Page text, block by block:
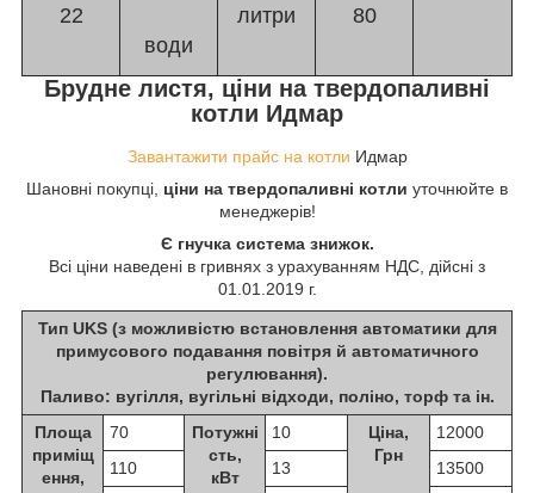
22
води
литри 80
Брудне листя, ціни на твердопаливні
котли Идмар
Завантажити прайс на котли Идмар
Шановні покупці, ціни на твердопаливні котли уточнюйте в
менеджерів!
Є гнучка система знижок.
Всі ціни наведені в гривнях з урахуванням НДС, дійсні з
01.01.2019 г.
Тип UKS (з можливістю встановлення автоматики для
примусового подавання повітря й автоматичного
регулювання).
Паливо: вугілля, вугільні відходи, поліно, торф та ін.
Площа
приміщ
ення,
70
Потужні
сть,
кВт
10
Ціна,
Грн
12000
110
13 13500